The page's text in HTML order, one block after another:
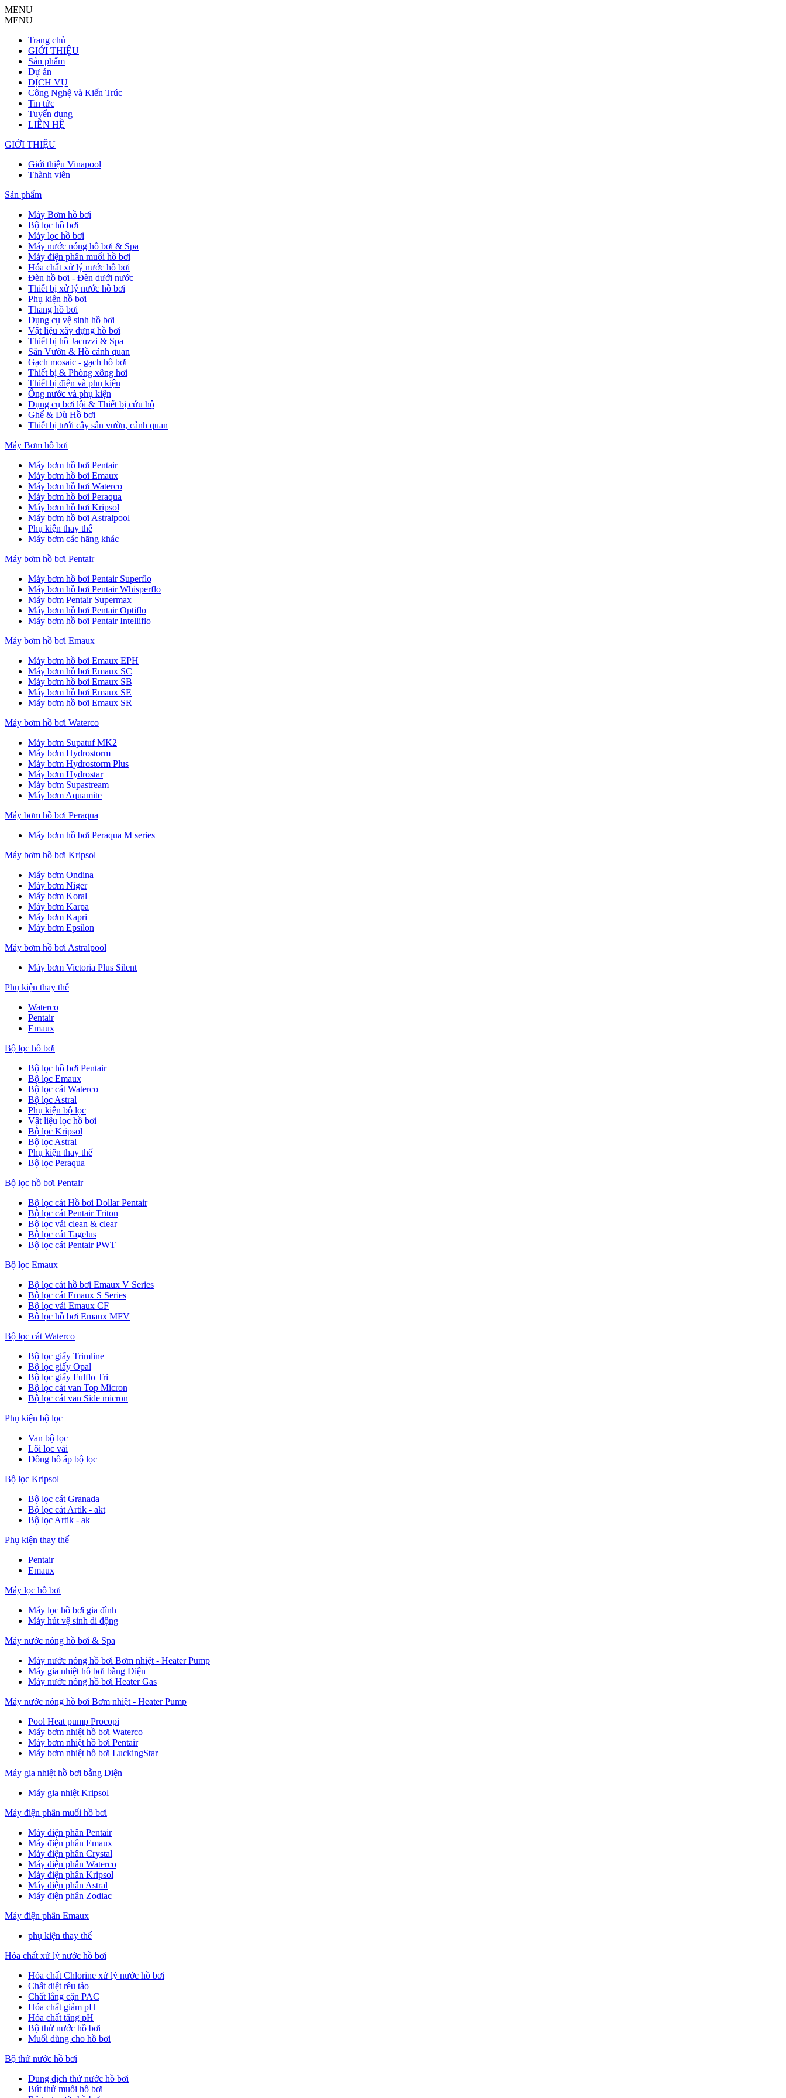
MENU
MENU
Trang chủ
GIỚI THIỆU
Sản phẩm
Dự án
DỊCH VỤ
Công Nghệ và Kiến Trúc
Tin tức
Tuyển dụng
LIÊN HỆ
GIỚI THIỆU
Giới thiệu Vinapool
Thành viên
Sản phẩm
Máy Bơm hồ bơi
Bộ lọc hồ bơi
Máy lọc hồ bơi
Máy nước nóng hồ bơi & Spa
Máy điện phân muối hồ bơi
Hóa chất xử lý nước hồ bơi
Đèn hồ bơi - Đèn dưới nước
Thiết bị xử lý nước hồ bơi
Phụ kiện hồ bơi
Thang hồ bơi
Dụng cụ vệ sinh hồ bơi
Vật liệu xây dựng hồ bơi
Thiết bị hồ Jacuzzi & Spa
Sân Vườn & Hồ cảnh quan
Gạch mosaic - gạch hồ bơi
Thiết bị & Phòng xông hơi
Thiết bị điện và phụ kiện
Ống nước và phụ kiện
Dụng cụ bơi lội & Thiết bị cứu hộ
Ghế & Dù Hồ bơi
Thiết bị tưới cây sân vườn, cảnh quan
Máy Bơm hồ bơi
Máy bơm hồ bơi Pentair
Máy bơm hồ bơi Emaux
Máy bơm hồ bơi Waterco
Máy bơm hồ bơi Peraqua
Máy bơm hồ bơi Kripsol
Máy bơm hồ bơi Astralpool
Phụ kiện thay thế
Máy bơm các hãng khác
Máy bơm hồ bơi Pentair
Máy bơm hồ bơi Pentair Superflo
Máy bơm hồ bơi Pentair Whisperflo
Máy bơm Pentair Supermax
Máy bơm hồ bơi Pentair Optiflo
Máy bơm hồ bơi Pentair Intelliflo
Máy bơm hồ bơi Emaux
Máy bơm hồ bơi Emaux EPH
Máy bơm hồ bơi Emaux SC
Máy bơm hồ bơi Emaux SB
Máy bơm hồ bơi Emaux SE
Máy bơm hồ bơi Emaux SR
Máy bơm hồ bơi Waterco
Máy bơm Supatuf MK2
Máy bơm Hydrostorm
Máy bơm Hydrostorm Plus
Máy bơm Hydrostar
Máy bơm Supastream
Máy bơm Aquamite
Máy bơm hồ bơi Peraqua
Máy bơm hồ bơi Peraqua M series
Máy bơm hồ bơi Kripsol
Máy bơm Ondina
Máy bơm Niger
Máy bơm Koral
Máy bơm Karpa
Máy bơm Kapri
Máy bơm Epsilon
Máy bơm hồ bơi Astralpool
Máy bơm Victoria Plus Silent
Phụ kiện thay thế
Waterco
Pentair
Emaux
Bộ lọc hồ bơi
Bộ lọc hồ bơi Pentair
Bộ lọc Emaux
Bộ lọc cát Waterco
Bộ lọc Astral
Phụ kiện bộ lọc
Vật liệu lọc hồ bơi
Bộ lọc Kripsol
Bộ lọc Astral
Phụ kiện thay thế
Bộ lọc Peraqua
Bộ lọc hồ bơi Pentair
Bộ lọc cát Hồ bơi Dollar Pentair
Bộ lọc cát Pentair Triton
Bộ lọc vải clean & clear
Bộ lọc cát Tagelus
Bộ lọc cát Pentair PWT
Bộ lọc Emaux
Bộ lọc cát hồ bơi Emaux V Series
Bộ lọc cát Emaux S Series
Bộ lọc vải Emaux CF
Bô lọc hồ bơi Emaux MFV
Bộ lọc cát Waterco
Bộ lọc giấy Trimline
Bộ lọc giấy Opal
Bộ lọc giấy Fulflo Tri
Bộ lọc cát van Top Micron
Bộ lọc cát van Side micron
Phụ kiện bộ lọc
Van bộ lọc
Lõi lọc vải
Đồng hồ áp bộ lọc
Bộ lọc Kripsol
Bộ lọc cát Granada
Bộ lọc cát Artik - akt
Bộ lọc Artik - ak
Phụ kiện thay thế
Pentair
Emaux
Máy lọc hồ bơi
Máy lọc hồ bơi gia đình
Máy hút vệ sinh di động
Máy nước nóng hồ bơi & Spa
Máy nước nóng hồ bơi Bơm nhiệt - Heater Pump
Máy gia nhiệt hồ bơi bằng Điện
Máy nước nóng hồ bơi Heater Gas
Máy nước nóng hồ bơi Bơm nhiệt - Heater Pump
Pool Heat pump Procopi
Máy bơm nhiệt hồ bơi Waterco
Máy bơm nhiệt hồ bơi Pentair
Máy bơm nhiệt hồ bơi LuckingStar
Máy gia nhiệt hồ bơi bằng Điện
Máy gia nhiệt Kripsol
Máy điện phân muối hồ bơi
Máy điện phân Pentair
Máy điện phân Emaux
Máy điện phân Crystal
Máy điện phân Waterco
Máy điện phân Kripsol
Máy điện phân Astral
Máy điện phân Zodiac
Máy điện phân Emaux
phụ kiện thay thế
Hóa chất xử lý nước hồ bơi
Hóa chất Chlorine xử lý nước hồ bơi
Chất diệt rêu tảo
Chất lắng cặn PAC
Hóa chất giảm pH
Hóa chất tăng pH
Bộ thử nước hồ bơi
Muối dùng cho hồ bơi
Bộ thử nước hồ bơi
Dung dịch thử nước hồ bơi
Bút thử muối hồ bơi